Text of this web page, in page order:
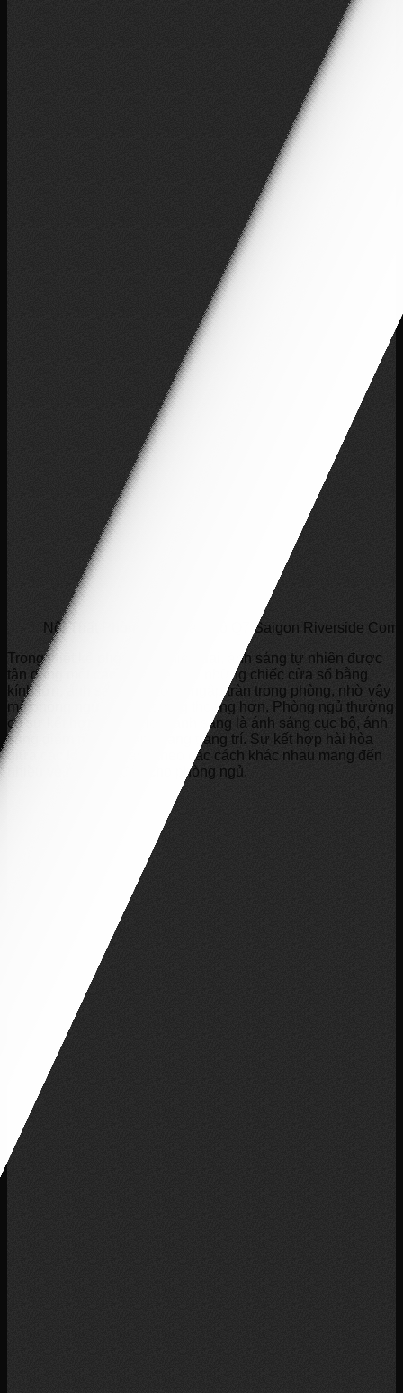
Nội Thất Phòng Ngủ Căn Hộ Q7 Saigon Riverside
Trong thiết kế phòng ngủ hiện đại, ánh sáng tự nhiên được
tận dụng một cách triệt để nhờ những chiếc cửa sổ bằng
kính lớn, ánh sáng đi vào và ngập tràn trong phòng, nhờ vậy
mà phòng ngủ trở nên thông thoáng hơn. Phòng ngủ thường
có sự kết hợp của ba loại ánh sáng là ánh sáng cục bộ, ánh
sáng điểm nhấn và ánh sáng trang trí. Sự kết hợp hài hòa
giữa các loại ánh sáng theo các cách khác nhau mang đến
nhiều vẻ đẹp độc đáo cho phòng ngủ.